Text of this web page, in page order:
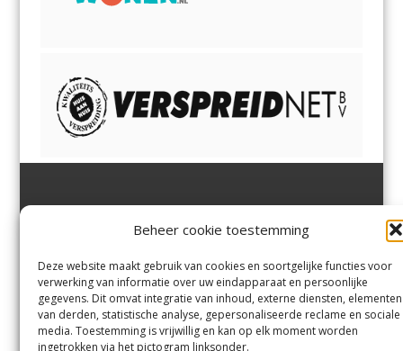
Beheer cookie toestemming
Deze website maakt gebruik van cookies en soortgelijke functies voor
verwerking van informatie over uw eindapparaat en persoonlijke
gegevens. Dit omvat integratie van inhoud, externe diensten, elementen
van derden, statistische analyse, gepersonaliseerde reclame en sociale
media. Toestemming is vrijwillig en kan op elk moment worden
ingetrokken via het pictogram linksonder.
Margadantstraat 34
0255-533900
info@jutter.nlofinfo@hofgee
st.nl
Velserbroek,Velsen-Zuid,
Zuid,Driehuisen
Spaarnwoude.
Contact